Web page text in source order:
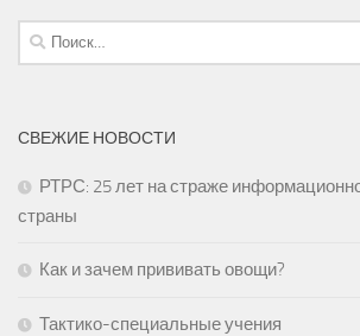
Найти:
СВЕЖИЕ НОВОСТИ
РТРС: 25 лет на страже
страны
Как и зачем прививать овощи?
Тактико-специальные учения